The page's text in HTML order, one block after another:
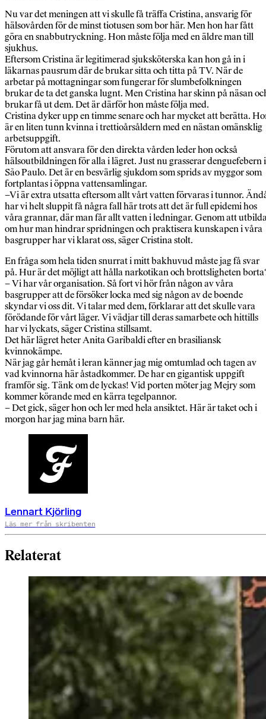
Nu var det meningen att vi skulle få träffa Cristina, ansvarig för
hälsovården för de minst tiotusen som bor här. Men hon har fått
göra en snabbutryckning. Hon måste följa med en äldre man till
sjukhus.
Eftersom Cristina är legitimerad sjuksköterska kan hon gå in i
läkarnas pausrum där de brukar sitta och titta på TV. När de
arbetar på mottagningar som fungerar för slumbefolkningen
brukar de ta det ganska lugnt. Men Cristina har skinn på näsan
brukar få ut dem. Det är därför hon måste följa med.
Cristina dyker upp en timme senare och har mycket att berätta.
är en liten tunn kvinna i trettioårsåldern med en nästan omänsklig
arbetsuppgift.
Förutom att ansvara för den direkta vården leder hon också
hälsoutbildningen för alla i lägret. Just nu grasserar denguefebern i
São Paulo. Det är en besvärlig sjukdom som sprids av myggor som
fortplantas i öppna vattensamlingar.
–Vi är extra utsatta eftersom allt vårt vatten förvaras i tunnor.
har vi helt sluppit få några fall här trots att det är full epidemi hos
våra grannar, där man får allt vatten i ledningar. Genom att
om hur man hindrar spridningen och praktisera kunskapen i våra
basgrupper har vi klarat oss, säger Cristina stolt.
En fråga som hela tiden snurrat i mitt bakhuvud måste jag få svar
på. Hur är det möjligt att hålla narkotikan och brottsligheten
– Vi har vår organisation. Så fort vi hör från någon av våra
basgrupper att de försöker locka med sig någon av de boende
skyndar vi oss dit. Vi talar med dem, förklarar att det skulle vara
förödande för vårt läger. Vi vädjar till deras samarbete och hittills
har vi lyckats, säger Cristina stillsamt.
Det här lägret heter Anita Garibaldi efter en brasiliansk
kvinnokämpe.
När jag går hemåt i leran känner jag mig omtumlad och tagen av
vad kvinnorna här åstadkommer. De har en gigantisk uppgift
framför sig. Tänk om de lyckas! Vid porten möter jag Mejry som
kommer körande med en kärra tegelpannor.
– Det gick, säger hon och ler med hela ansiktet. Här är taket och i
morgon har jag mina barn här.
Lennart Kjörling
Läs mer från skribenten
Relaterat